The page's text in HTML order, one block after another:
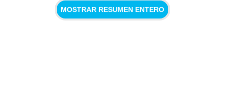
MOSTRAR RESUMEN ENTERO